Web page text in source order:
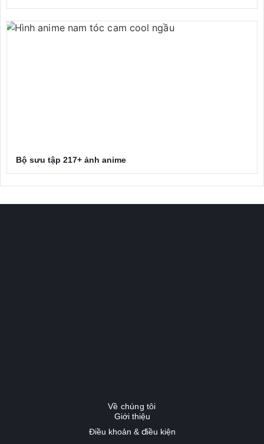
Bộ sưu tập 217+ ảnh anime
Về chúng tôi
Giới thiệu
Điều khoản & điều kiện